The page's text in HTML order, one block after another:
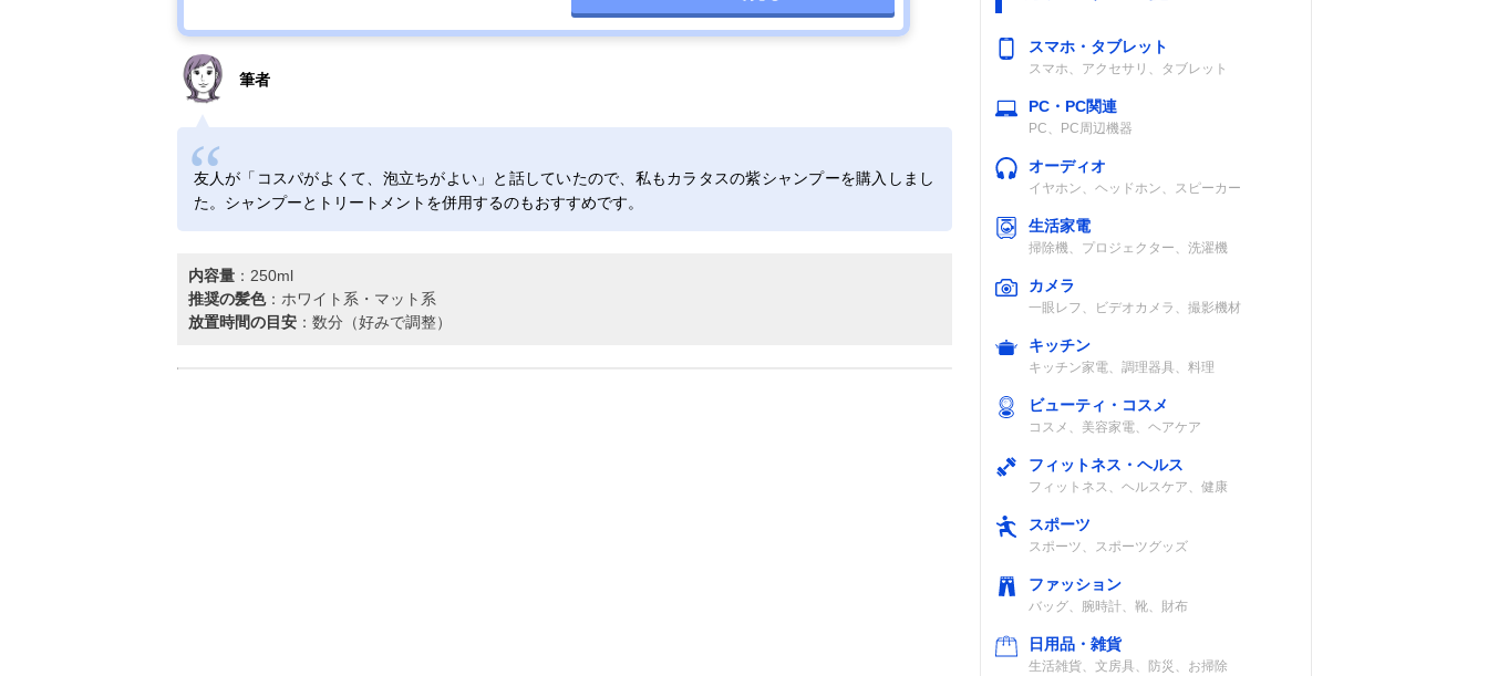
筆者
友人が「コスパがよくて、泡立ちがよい」と話していたので、私もカラタスの紫シャンプーを購入しまし
た。シャンプーとトリートメントを併用するのもおすすめです。
内容量：250ml
推奨の髪色：ホワイト系・マット系
放置時間の目安：数分（好みで調整）
スマホ・タブレット
スマホ、アクセサリ、タブレット
PC・PC関連
PC、PC周辺機器
オーディオ
イヤホン、ヘッドホン、スピーカー
生活家電
掃除機、プロジェクター、洗濯機
カメラ
一眼レフ、ビデオカメラ、撮影機材
キッチン
キッチン家電、調理器具、料理
ビューティ・コスメ
コスメ、美容家電、ヘアケア
フィットネス・ヘルス
フィットネス、ヘルスケア、健康
スポーツ
スポーツ、スポーツグッズ
ファッション
バッグ、腕時計、靴、財布
日用品・雑貨
生活雑貨、文房具、防災、お掃除